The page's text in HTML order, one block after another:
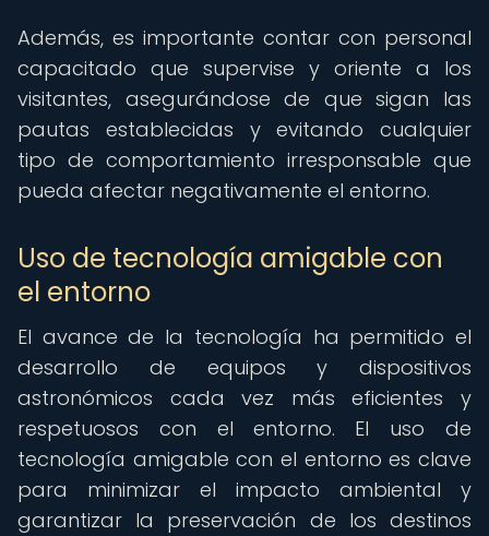
Además, es importante contar con personal
capacitado que supervise y oriente a los
visitantes, asegurándose de que sigan las
pautas establecidas y evitando cualquier
tipo de comportamiento irresponsable que
pueda afectar negativamente el entorno.
Uso de tecnología amigable con
el entorno
El avance de la tecnología ha permitido el
desarrollo de equipos y dispositivos
astronómicos cada vez más eficientes y
respetuosos con el entorno. El uso de
tecnología amigable con el entorno es clave
para minimizar el impacto ambiental y
garantizar la preservación de los destinos